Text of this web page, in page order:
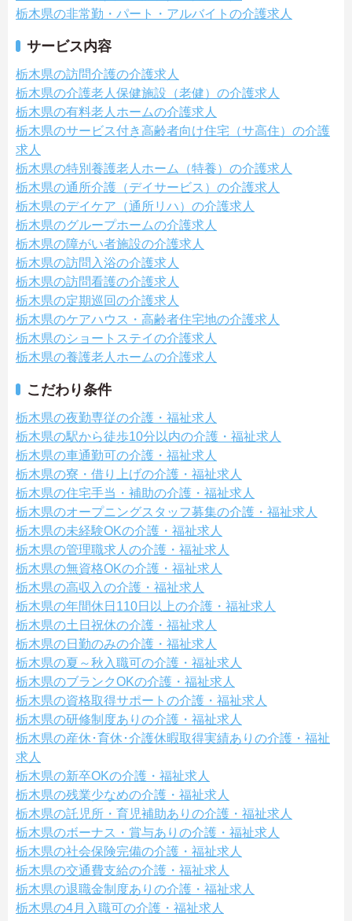
栃木県の非常勤・パート・アルバイトの介護求人
サービス内容
栃木県の訪問介護の介護求人
栃木県の介護老人保健施設（老健）の介護求人
栃木県の有料老人ホームの介護求人
栃木県のサービス付き高齢者向け住宅（サ高住）の介護
求人
栃木県の特別養護老人ホーム（特養）の介護求人
栃木県の通所介護（デイサービス）の介護求人
栃木県のデイケア（通所リハ）の介護求人
栃木県のグループホームの介護求人
栃木県の障がい者施設の介護求人
栃木県の訪問入浴の介護求人
栃木県の訪問看護の介護求人
栃木県の定期巡回の介護求人
栃木県のケアハウス・高齢者住宅地の介護求人
栃木県のショートステイの介護求人
栃木県の養護老人ホームの介護求人
こだわり条件
栃木県の夜勤専従の介護・福祉求人
栃木県の駅から徒歩10分以内の介護・福祉求人
栃木県の車通勤可の介護・福祉求人
栃木県の寮・借り上げの介護・福祉求人
栃木県の住宅手当・補助の介護・福祉求人
栃木県のオープニングスタッフ募集の介護・福祉求人
栃木県の未経験OKの介護・福祉求人
栃木県の管理職求人の介護・福祉求人
栃木県の無資格OKの介護・福祉求人
栃木県の高収入の介護・福祉求人
栃木県の年間休日110日以上の介護・福祉求人
栃木県の土日祝休の介護・福祉求人
栃木県の日勤のみの介護・福祉求人
栃木県の夏～秋入職可の介護・福祉求人
栃木県のブランクOKの介護・福祉求人
栃木県の資格取得サポートの介護・福祉求人
栃木県の研修制度ありの介護・福祉求人
栃木県の産休･育休･介護休暇取得実績ありの介護・福祉
求人
栃木県の新卒OKの介護・福祉求人
栃木県の残業少なめの介護・福祉求人
栃木県の託児所・育児補助ありの介護・福祉求人
栃木県のボーナス・賞与ありの介護・福祉求人
栃木県の社会保険完備の介護・福祉求人
栃木県の交通費支給の介護・福祉求人
栃木県の退職金制度ありの介護・福祉求人
栃木県の4月入職可の介護・福祉求人